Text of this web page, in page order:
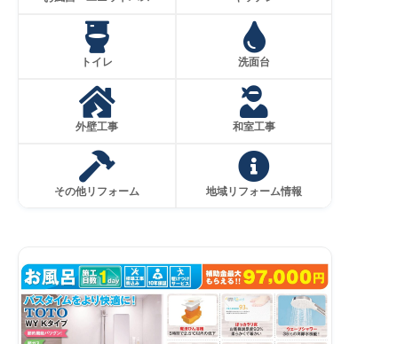
トイレ 洗面台
外壁工事 和室工事
その他リフォーム 地域リフォーム情報